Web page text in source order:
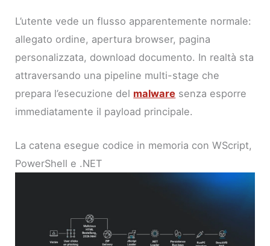
L’utente vede un flusso apparentemente normale:
allegato ordine, apertura browser, pagina
personalizzata, download documento. In realtà sta
attraversando una pipeline multi-stage che
prepara l’esecuzione del malware senza esporre
immediatamente il payload principale.
La catena esegue codice in memoria con WScript,
PowerShell e .NET